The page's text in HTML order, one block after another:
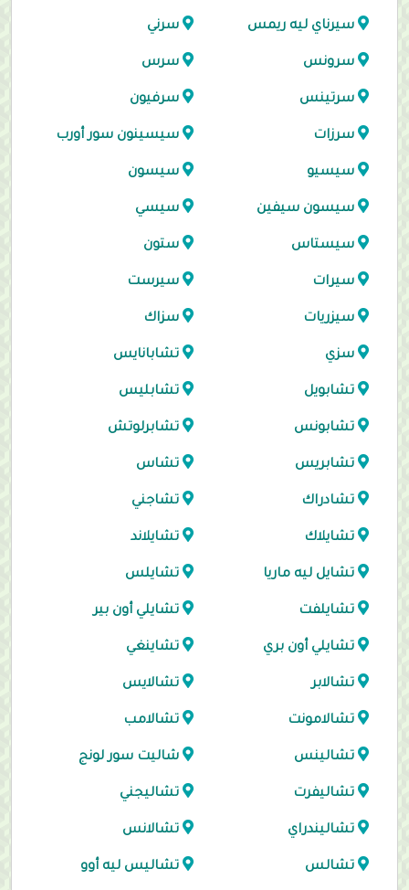
سيرناي ليه ريمس سرني
سرونس سرس
سرتينس سرفيون
سرزات سيسينون سور أورب
سيسيو سيسون
سيسون سيفين سيسي
سيستاس ستون
سيرات سيرست
سيزريات سزاك
سزي تشابانايس
تشابويل تشابليس
تشابونس تشابرلوتش
تشابريس تشاس
تشادراك تشاجني
تشايلاك تشايلاند
تشايل ليه ماريا تشايلس
تشايلفت تشايلي أون بير
تشايلي أون بري تشاينغي
تشالابر تشالايس
تشالامونت تشالامب
تشالينس شاليت سور لونج
تشاليفرت تشاليجني
تشاليندراي تشالانس
تشالس تشاليس ليه أوو